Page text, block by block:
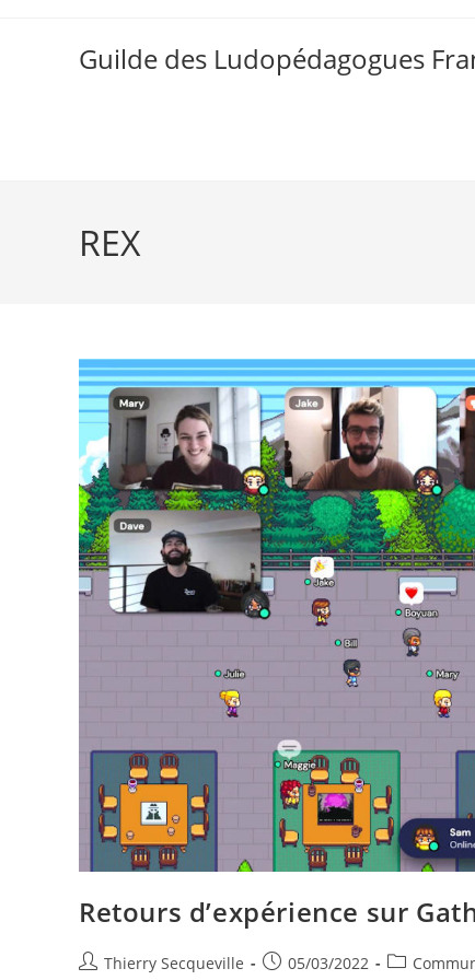
Guilde des Ludopédagogues
REX
Retours d’expérience sur
Auteur/autrice
Thierry Secqueville
Publication
05/03/2022
Post